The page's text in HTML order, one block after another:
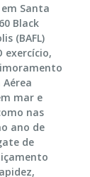
em Santa
Black
(BAFL)
exercício,
mar e
nas
ano de
de